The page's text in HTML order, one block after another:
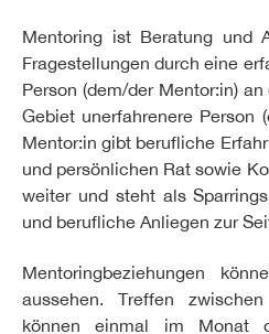
Mentoring ist Beratung und
Fragestellungen durch eine
Person (dem/der Mentor:in)
Gebiet unerfahrenere Person
Mentor:in gibt berufliche
und persönlichen Rat sowie
weiter und steht als
und berufliche Anliegen zur
Mentoringbeziehungen
aussehen. Treffen
können einmal im Monat